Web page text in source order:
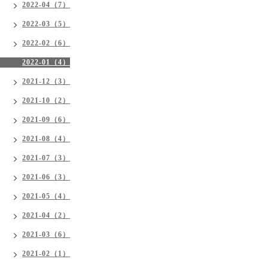
2022-04（7）
2022-03（5）
2022-02（6）
2022-01（4）
2021-12（3）
2021-10（2）
2021-09（6）
2021-08（4）
2021-07（3）
2021-06（3）
2021-05（4）
2021-04（2）
2021-03（6）
2021-02（1）